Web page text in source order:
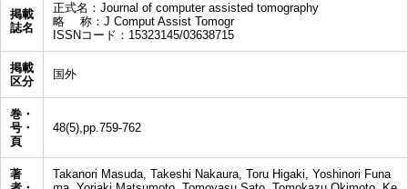
掲載
誌名
正式名：Journal of computer assisted tomography
略 称：J Comput Assist Tomogr
ISSNコード：15323145/03638715
掲載
区分
国外
巻・
号・
頁
48(5),pp.759-762
著
Takanori Masuda, Takeshi Nakaura, Toru Higaki, Yoshinori Funa